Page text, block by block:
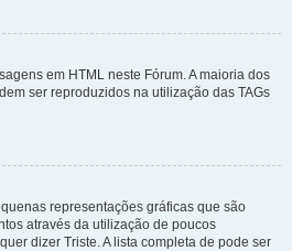
em HTML neste Fórum. A maioria dos
ser reproduzidos na utilização das TAGs
representações gráficas que são
através da utilização de poucos
dizer Triste. A lista completa de pode ser